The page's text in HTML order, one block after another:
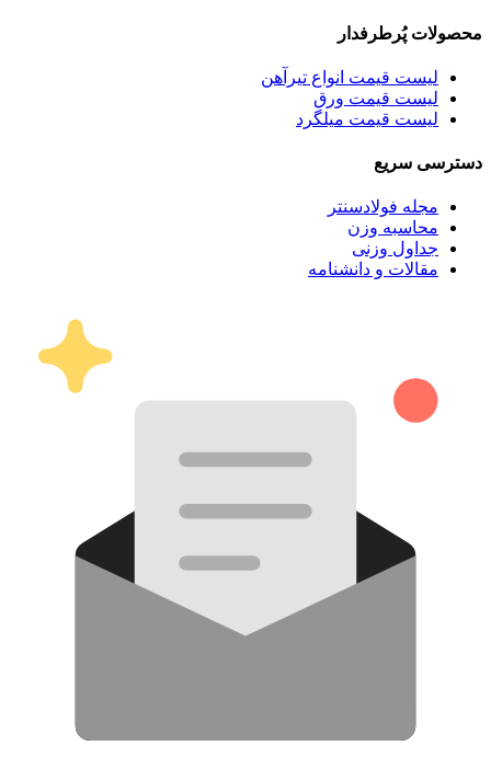
محصولات پُرطرفدار
لیست قیمت انواع تیرآهن
لیست قیمت ورق
لیست قیمت میلگرد
دسترسی سریع
مجله فولادسنتر
محاسبه وزن
جداول وزنی
مقالات و دانشنامه